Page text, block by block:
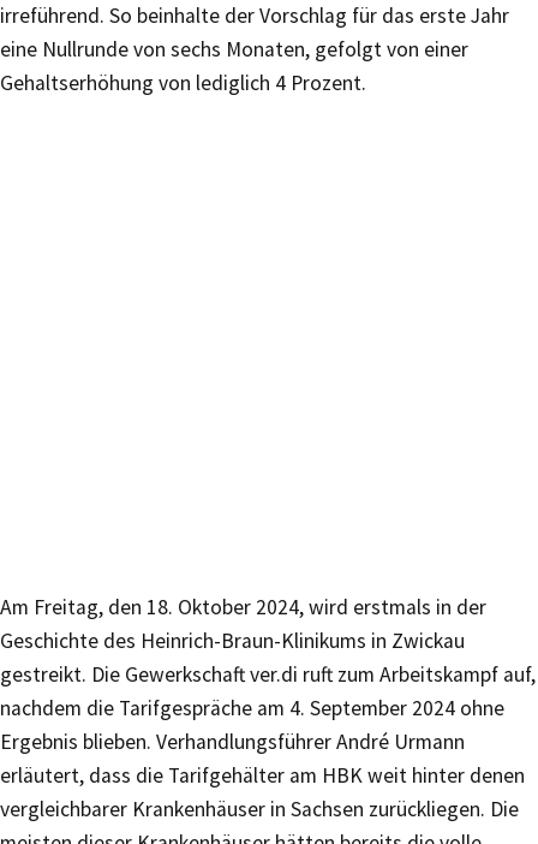
irreführend. So beinhalte der Vorschlag für das erste Jahr
eine Nullrunde von sechs Monaten, gefolgt von einer
Gehaltserhöhung von lediglich 4 Prozent.
Am Freitag, den 18. Oktober 2024, wird erstmals in der
Geschichte des Heinrich-Braun-Klinikums in Zwickau
gestreikt. Die Gewerkschaft ver.di ruft zum Arbeitskampf auf,
nachdem die Tarifgespräche am 4. September 2024 ohne
Ergebnis blieben. Verhandlungsführer André Urmann
erläutert, dass die Tarifgehälter am HBK weit hinter denen
vergleichbarer Krankenhäuser in Sachsen zurückliegen. Die